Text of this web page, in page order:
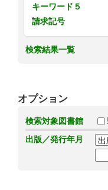
キーワード５
請求記号
検索結果一覧
オプション
検索対象図書館
出版／発行年月